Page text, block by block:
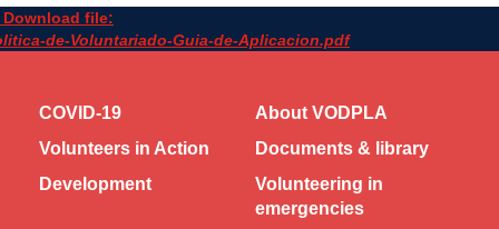
Download file:
de-Voluntariado-Guia-de-Aplicacion.pdf
COVID-19
About VODPLA
Volunteers in Action
Documents & library
Development
Volunteering in
emergencies